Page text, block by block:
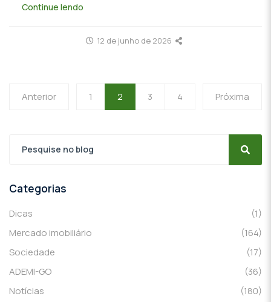
Continue lendo
12 de junho de 2026
Anterior 1 2 3 4 Próxima
Categorias
Dicas
(1)
Mercado imobiliário
(164)
Sociedade
(17)
ADEMI-GO
(36)
Notícias
(180)